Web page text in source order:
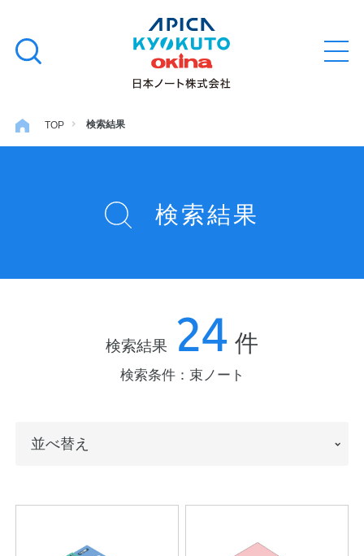
文
キ
ッ
閉
検
る
ファイル・バインダー
工場フォトツアー
公式オンラインショップ
TOP 検索結果
検索結果
検索結果 24 件
検索条件： 束ノート
え
並べ替え